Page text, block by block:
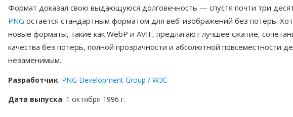
Формат доказал свою выдающуюся долговечность — спустя почти три
PNG остаётся стандартным форматом для веб-изображений без потерь.
новые форматы, такие как WebP и AVIF, предлагают лучшее сжатие,
качества без потерь, полной прозрачности и абсолютной повсеместности
незаменимым.
Разработчик: PNG Development Group / W3C
Дата выпуска: 1 октября 1996 г.